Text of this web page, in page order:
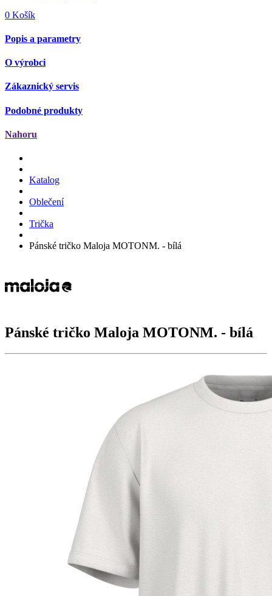
0 Košík
Popis a parametry
O výrobci
Zákaznický servis
Podobné produkty
Nahoru
Katalog
Oblečení
Trička
Pánské tričko Maloja MOTONM. - bílá
Pánské tričko Maloja MOTONM. - bílá